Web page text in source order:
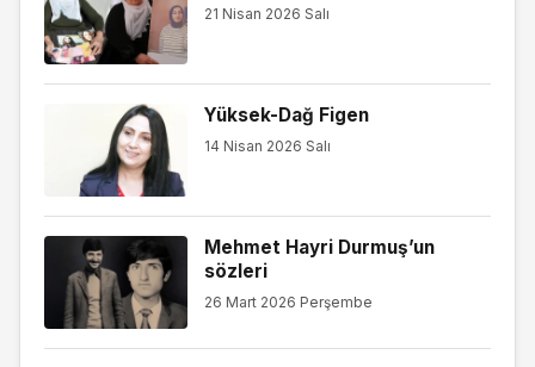
21 Nisan 2026 Salı
Yüksek-Dağ Figen
14 Nisan 2026 Salı
Mehmet Hayri Durmuş’un
sözleri
26 Mart 2026 Perşembe